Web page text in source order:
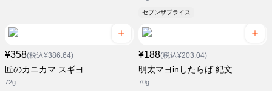
セブンザプライス
¥358(税込¥386.64)
匠のカニカマ スギヨ
72g
¥188(税込¥203.04)
明太マヨinしたらば 紀文
70g